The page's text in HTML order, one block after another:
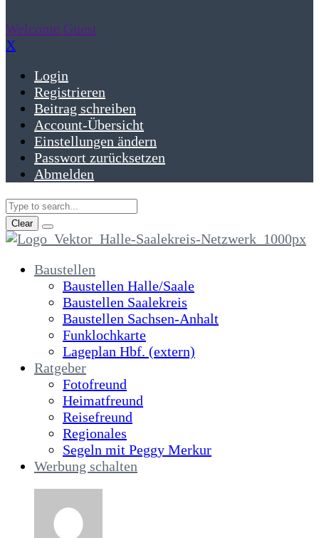
Welcome Guest
X
Login
Registrieren
Beitrag schreiben
Account-Übersicht
Einstellungen ändern
Passwort zurücksetzen
Abmelden
Clear
Baustellen
Baustellen Halle/Saale
Baustellen Saalekreis
Baustellen Sachsen-Anhalt
Funklochkarte
Lageplan Hbf. (extern)
Ratgeber
Fotofreund
Heimatfreund
Reisefreund
Regionales
Segeln mit Peggy Merkur
Werbung schalten